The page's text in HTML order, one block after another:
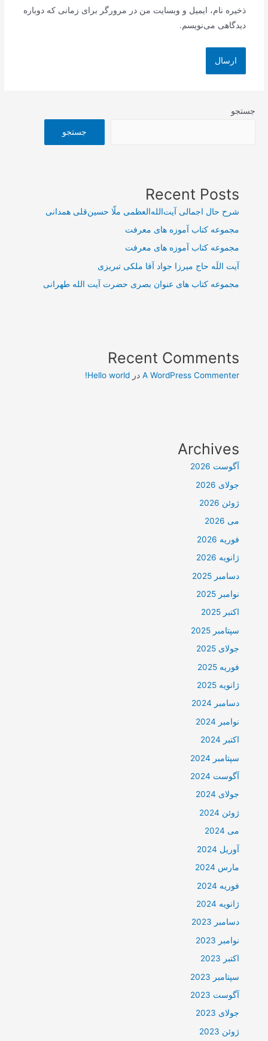
ذخیره نام، ایمیل و وبسایت من در مرورگر برای زمانی که دوباره
دیدگاهی می‌نویسم.
جستجو
جستجو
Recent Posts
شرح حال اجمالی آیت‌الله‌العظمی ملّا حسین‌قلی همدانی
مجموعه کتاب آموزه های معرفت
مجموعه کتاب آموزه های معرفت
آیت اللَه حاج میرزا جواد آقا ملکی تبریزی
مجموعه کتاب های عنوان بصری حضرت آیت الله طهرانی
Recent Comments
A WordPress Commenter درHello world!
Archives
آگوست 2026
جولای 2026
ژوئن 2026
می 2026
فوریه 2026
ژانویه 2026
دسامبر 2025
نوامبر 2025
اکتبر 2025
سپتامبر 2025
جولای 2025
فوریه 2025
ژانویه 2025
دسامبر 2024
نوامبر 2024
اکتبر 2024
سپتامبر 2024
آگوست 2024
جولای 2024
ژوئن 2024
می 2024
آوریل 2024
مارس 2024
فوریه 2024
ژانویه 2024
دسامبر 2023
نوامبر 2023
اکتبر 2023
سپتامبر 2023
آگوست 2023
جولای 2023
ژوئن 2023